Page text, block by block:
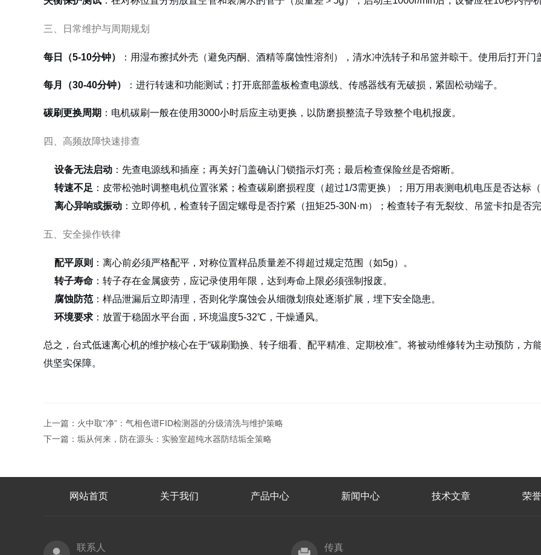
三、日常维护与周期规划
每日（5-10分钟） ：用湿布擦拭外壳（避免丙酮、酒精等腐蚀性溶剂），清水冲洗转子和吊篮并晾干。使用后打开
每月（30-40分钟） ：进行转速和功能测试；打开底部盖板检查电源线、传感器线有无破损，紧固松动端子。
碳刷更换周期 ：电机碳刷一般在使用3000小时后应主动更换，以防磨损整流子导致整个电机报废。
四、高频故障快速排查
设备无法启动 ：先查电源线和插座；再关好门盖确认门锁指示灯亮；最后检查保险丝是否熔断。
转速不足 ：皮带松弛时调整电机位置张紧；检查碳刷磨损程度（超过1/3需更换）；用万用表测电机电压是否达标
离心异响或振动 ：立即停机，检查转子固定螺母是否拧紧（扭矩25-30N·m）；检查转子有无裂纹、吊篮卡扣是否
五、安全操作铁律
配平原则 ：离心前必须严格配平，对称位置样品质量差不得超过规定范围（如5g）。
转子寿命 ：转子存在金属疲劳，应记录使用年限，达到寿命上限必须强制报废。
腐蚀防范：样品泄漏后立即清理，否则化学腐蚀会从细微划痕处逐渐扩展，埋下安全隐患。
环境要求 ：放置于稳固水平台面，环境温度5-32℃，干燥通风。
总之，台式低速离心机的维护核心在于“碳刷勤换、转子细看、配平精准、定期校准"。将被动维修转为主动预防，方
供坚实保障。
上一篇： 火中取“净”：气相色谱FID检测器的分级清洗与维护策略
下一篇： 垢从何来，防在源头：实验室超纯水器防结垢全策略
网站首页 关于我们 产品中心 新闻中心 技术文章 荣
联系人 传真